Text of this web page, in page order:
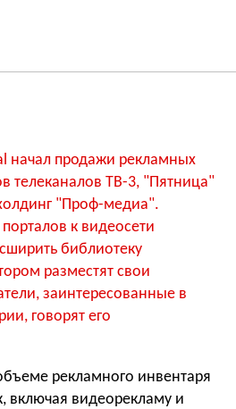
начал продажи рекламных
телеканалов ТВ-3, "Пятница"
"Проф-медиа".
к видеосети
библиотеку
разместят свои
заинтересованные в
говорят его
рекламного инвентаря
включая видеорекламу и